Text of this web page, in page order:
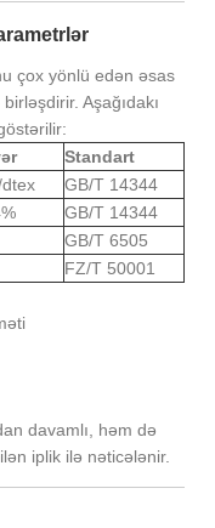
çox yönlü edən əsas
Aşağıdakı
Standart
GB/T 14344
GB/T 14344
GB/T 6505
FZ/T 50001
davamlı, həm də
iplik ilə nəticələnir.